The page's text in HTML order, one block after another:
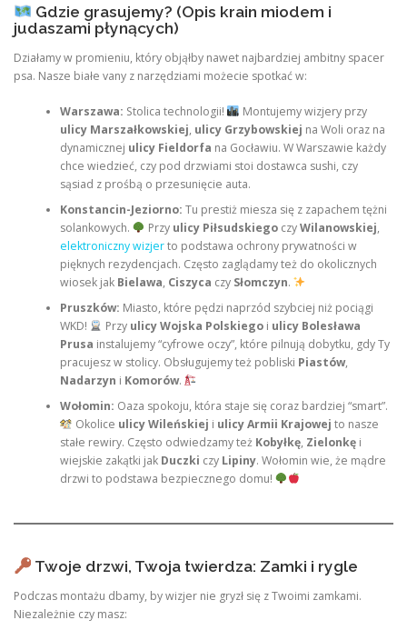
Gdzie grasujemy? (Opis krain miodem i
judaszami płynących)
Działamy w promieniu, który objąłby nawet najbardziej ambitny spacer
psa. Nasze białe vany z narzędziami możecie spotkać w:
Warszawa: Stolica technologii!
Montujemy wizjery przy
ulicy Marszałkowskiej, ulicy Grzybowskiej na Woli oraz na
dynamicznej ulicy Fieldorfa na Gocławiu. W Warszawie każdy
chce wiedzieć, czy pod drzwiami stoi dostawca sushi, czy
sąsiad z prośbą o przesunięcie auta.
Konstancin-Jeziorno: Tu prestiż miesza się z zapachem tężni
solankowych.
Przy ulicy PiłsudskiegoczyWilanowskiej,
elektroniczny wizjerto podstawa ochrony prywatności w
pięknych rezydencjach. Często zaglądamy też do okolicznych
wiosek jak Bielawa, Ciszyca czy Słomczyn.
Pruszków: Miasto, które pędzi naprzód szybciej niż pociągi
WKD!
Przy ulicy Wojska Polskiegoi ulicy Bolesława
Prusa instalujemy “cyfrowe oczy”, które pilnują dobytku, gdy Ty
pracujesz w stolicy. Obsługujemy też pobliski Piastów,
Nadarzyn i Komorów.
Wołomin: Oaza spokoju, która staje się coraz bardziej “smart”.
Okolice ulicy Wileńskiej i ulicy Armii Krajowej to nasze
stałe rewiry. Często odwiedzamy też Kobyłkę, Zielonkęi
wiejskie zakątki jak Duczki czy Lipiny. Wołomin wie, że mądre
drzwi to podstawa bezpiecznego domu!
Twoje drzwi, Twoja twierdza: Zamki i rygle
Podczas montażu dbamy, by wizjer nie gryzł się z Twoimi zamkami.
Niezależnie czy masz: